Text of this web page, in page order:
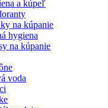
a kúpeľ
na kúpanie
hygiena
na kúpanie
voda